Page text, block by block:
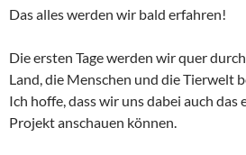
Das alles werden wir bald erfahren!
Die ersten Tage werden wir quer
Land, die Menschen und die Tierwelt
Ich hoffe, dass wir uns dabei auch das
Projekt anschauen können.